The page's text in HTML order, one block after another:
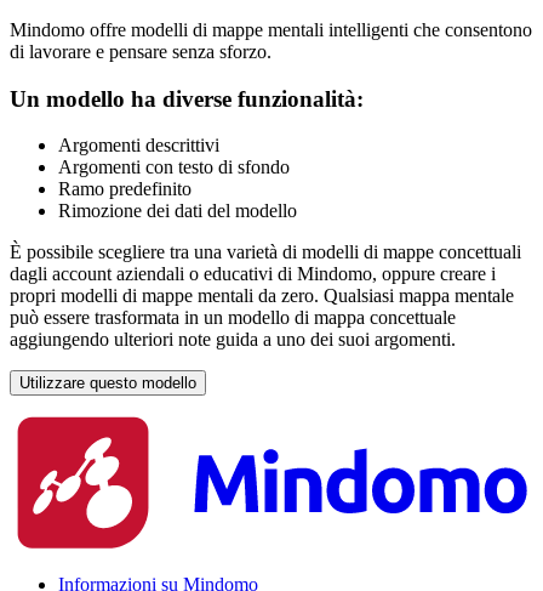
Mindomo offre modelli di mappe mentali intelligenti che consentono
di lavorare e pensare senza sforzo.
Un modello ha diverse funzionalità:
Argomenti descrittivi
Argomenti con testo di sfondo
Ramo predefinito
Rimozione dei dati del modello
È possibile scegliere tra una varietà di modelli di mappe concettuali
dagli account aziendali o educativi di Mindomo, oppure creare i
propri modelli di mappe mentali da zero. Qualsiasi mappa mentale
può essere trasformata in un modello di mappa concettuale
aggiungendo ulteriori note guida a uno dei suoi argomenti.
Utilizzare questo modello
Informazioni su Mindomo